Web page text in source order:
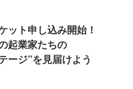
ット申し込み開始！
起業家たちの
ージ”を見届けよう